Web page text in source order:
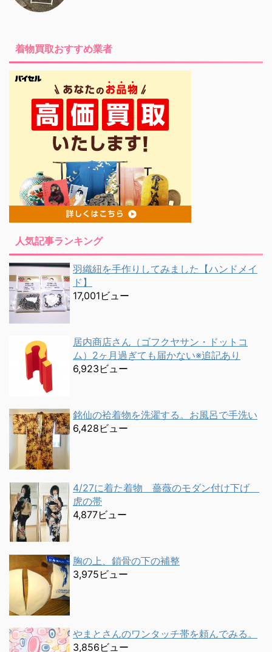
着物買取おすすめ業者
人気記事ランキング
羽織紐を手作りしてみました【ハンドメイ
ド】
17,001ビュー
居内商店さん（ゴフクヤサン・ドットコ
ム）2ヶ月過ぎても届かない※追記あり
6,923ビュー
銘仙の袷着物を洗濯する。お風呂で手洗い
6,428ビュー
4/27に着た着物 薔薇のモダン付け下げ
虎の帯
4,877ビュー
胸の上、鎖骨の下の補整
3,975ビュー
やまとさんのワンタッチ帯を頼んでみる。
3,856ビュー